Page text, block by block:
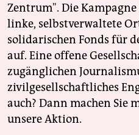
Zentrum". Die
linke, selbstverwaltete
solidarischen Fonds für
auf. Eine offene
zugänglichen
zivilgesellschaftliches
auch? Dann machen Sie
unsere Aktion.